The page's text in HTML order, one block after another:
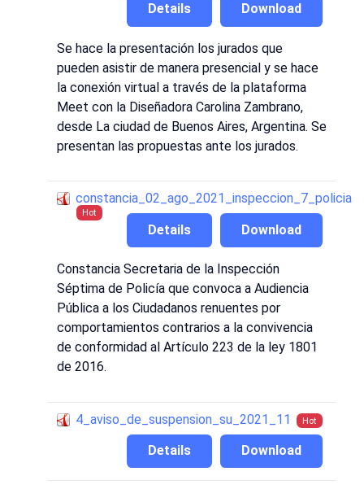
Download
Details
Se hace la presentación los jurados que
pueden asistir de manera presencial y se hace
la conexión virtual a través de la plataforma
Meet con la Diseñadora Carolina Zambrano,
desde La ciudad de Buenos Aires, Argentina. Se
presentan las propuestas ante los jurados.
constancia_02_ago_2021_inspeccion_7_policia
Hot
Download
Details
Constancia Secretaria de la Inspección
Séptima de Policía que convoca a Audiencia
Pública a los Ciudadanos renuentes por
comportamientos contrarios a la convivencia
de conformidad al Artículo 223 de la ley 1801
de 2016.
4_aviso_de_suspension_su_2021_11 Hot
Download
Details